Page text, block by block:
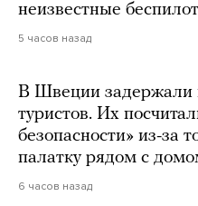
неизвестные
5 часов назад
В Швеции задержали
туристов. Их
безопасности» из-за
палатку рядом с
6 часов назад